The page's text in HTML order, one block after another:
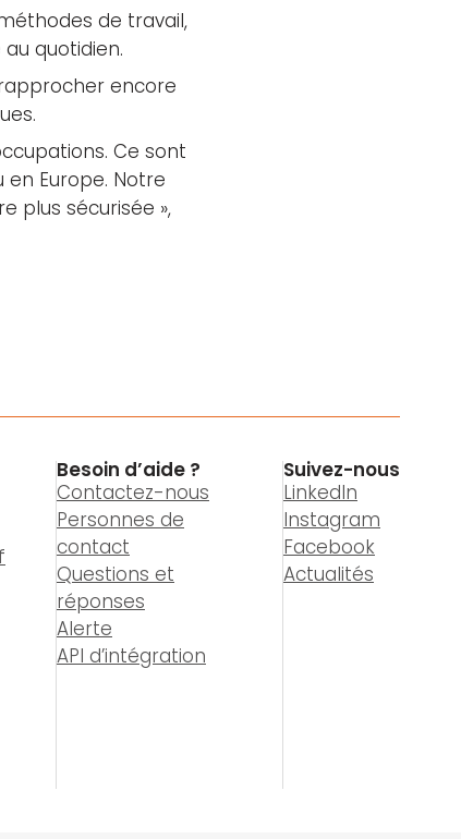
de travail,
quotidien.
encore
Ce sont
en Europe. Notre
plus sécurisée »,
Besoin d’aide ?
Contactez-nous
Personnes de
contact
Questions et
réponses
Alerte
API d’intégration
Suivez-nous
LinkedIn
Instagram
Facebook
Actualités